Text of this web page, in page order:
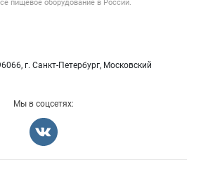
пищевое оборудование в России.
г. Санкт-Петербург, Московский
персональных данных
Б/у оборудование
Мы в соцсетях: